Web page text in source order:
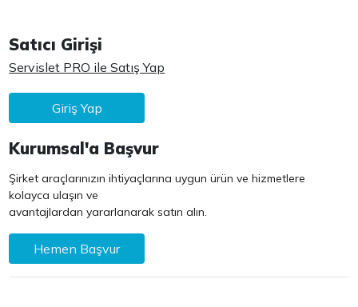
Satıcı Girişi
Servislet PRO ile Satış Yap
Giriş Yap
Kurumsal'a Başvur
Şirket araçlarınızın ihtiyaçlarına uygun ürün ve hizmetlere
kolayca ulaşın ve
avantajlardan yararlanarak satın alın.
Hemen Başvur